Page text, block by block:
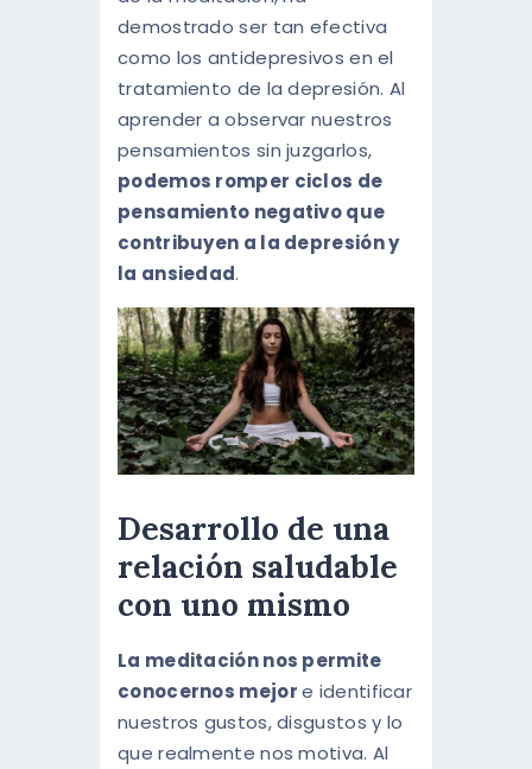
demostrado ser tan efectiva
como los antidepresivos en el
tratamiento de la depresión. Al
aprender a observar nuestros
pensamientos sin juzgarlos,
podemos romper ciclos de
pensamiento negativo que
contribuyen a la depresión y
la ansiedad.
Desarrollo de una
relación saludable
con uno mismo
La meditación nos permite
conocernos mejore identificar
nuestros gustos, disgustos y lo
que realmente nos motiva. Al